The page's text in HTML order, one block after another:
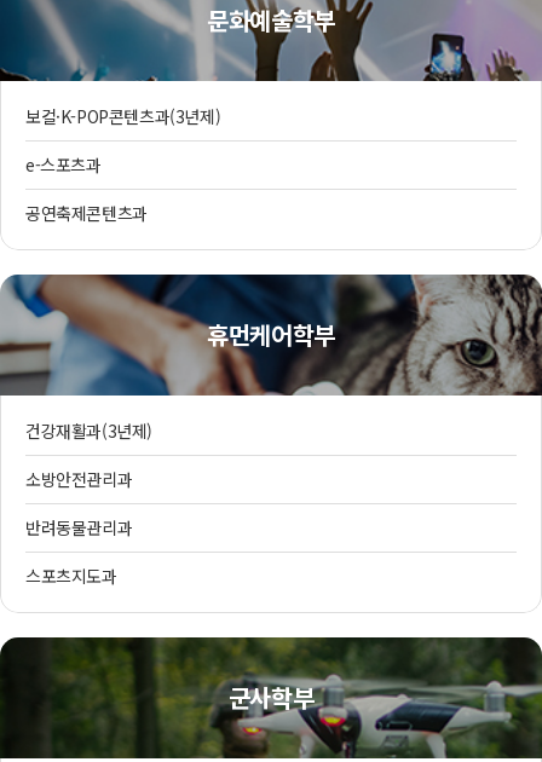
문화예술학부
보컬·K-POP콘텐츠과(3년제)
e-스포츠과
공연축제콘텐츠과
휴먼케어학부
건강재활과(3년제)
소방안전관리과
반려동물관리과
스포츠지도과
군사학부